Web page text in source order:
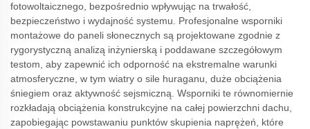
fotowoltaicznego, bezpośrednio wpływując na trwałość,
bezpieczeństwo i wydajność systemu. Profesjonalne wsporniki
montażowe do paneli słonecznych są projektowane zgodnie z
rygorystyczną analizą inżynierską i poddawane szczegółowym
testom, aby zapewnić ich odporność na ekstremalne warunki
atmosferyczne, w tym wiatry o sile huraganu, duże obciążenia
śniegiem oraz aktywność sejsmiczną. Wsporniki te równomiernie
rozkładają obciążenia konstrukcyjne na całej powierzchni dachu,
zapobiegając powstawaniu punktów skupienia naprężeń, które